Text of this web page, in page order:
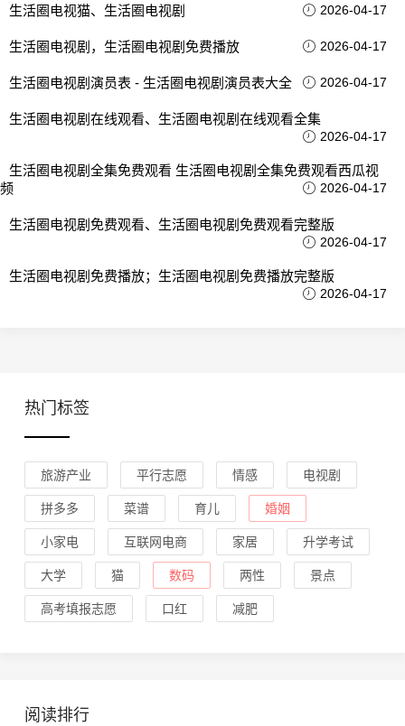
生活圈电视猫、生活圈电视剧 2026-04-17
生活圈电视剧，生活圈电视剧免费播放 2026-04-17
生活圈电视剧演员表 - 生活圈电视剧演员表大全 2026-04-17
生活圈电视剧在线观看、生活圈电视剧在线观看全集
2026-04-17
生活圈电视剧全集免费观看 生活圈电视剧全集免费观看西瓜视
频
2026-04-17
生活圈电视剧免费观看、生活圈电视剧免费观看完整版
2026-04-17
生活圈电视剧免费播放；生活圈电视剧免费播放完整版
2026-04-17
热门标签
旅游产业 平行志愿 情感 电视剧
拼多多 菜谱 育儿 婚姻
小家电 互联网电商 家居 升学考试
大学 猫 数码 两性 景点
高考填报志愿 口红 减肥
阅读排行